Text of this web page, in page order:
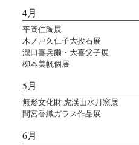
4月
平岡仁陶展
木ノ戸久仁子大投石展
瀧口喜兵爾・大喜父子展
栁本美帆個展
5月
無形文化財 虎渓山水月窯展
間宮香織ガラス作品展
6月